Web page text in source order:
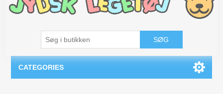
SØG
CATEGORIES